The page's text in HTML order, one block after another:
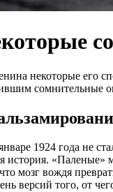
некоторые его
сомнительные
1924 года не
история. «Паленые»
мозг вождя
версий того, от